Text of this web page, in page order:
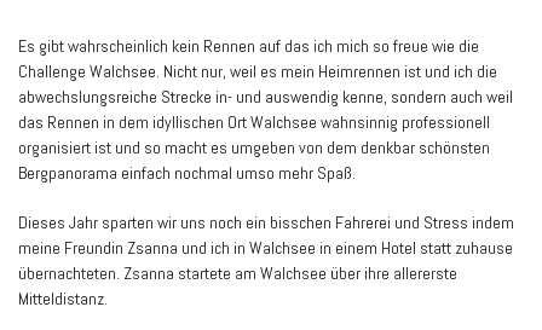
Es gibt wahrscheinlich kein Rennen auf das ich mich so freue wie die
Challenge Walchsee. Nicht nur, weil es mein Heimrennen ist und ich die
abwechslungsreiche Strecke in- und auswendig kenne, sondern auch weil
das Rennen in dem idyllischen Ort Walchsee wahnsinnig professionell
organisiert ist und so macht es umgeben von dem denkbar schönsten
Bergpanorama einfach nochmal umso mehr Spaß.
Dieses Jahr sparten wir uns noch ein bisschen Fahrerei und Stress indem
meine Freundin Zsanna und ich in Walchsee in einem Hotel statt zuhause
übernachteten. Zsanna startete am Walchsee über ihre allererste
Mitteldistanz.